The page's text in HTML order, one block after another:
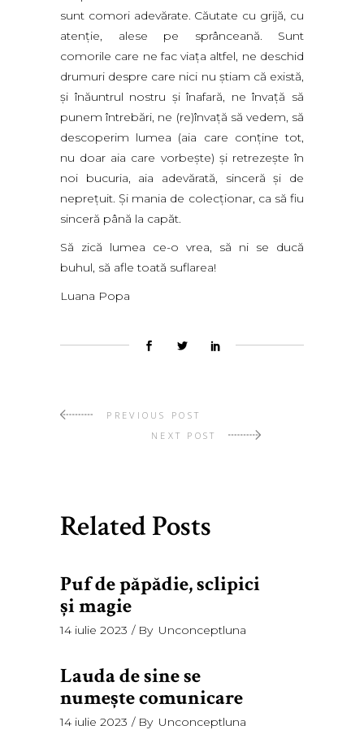
sunt comori adevărate. Căutate cu grijă, cu
atenţie, alese pe sprânceană. Sunt
comorile care ne fac viaţa altfel, ne deschid
drumuri despre care nici nu ştiam că există,
şi înăuntrul nostru şi înafară, ne învaţă să
punem întrebări, ne (re)învaţă să vedem, să
descoperim lumea (aia care conţine tot,
nu doar aia care vorbeşte) şi retrezeşte în
noi bucuria, aia adevărată, sinceră şi de
nepreţuit. Şi mania de colecţionar, ca să fiu
sinceră până la capăt.
Să zică lumea ce-o vrea, să ni se ducă
buhul, să afle toată suflarea!
Luana Popa
PREVIOUS POST
NEXT POST
Related Posts
Puf de păpădie, sclipici
şi magie
14 iulie 2023 By Unconceptluna
Lauda de sine se
numeşte comunicare
14 iulie 2023 By Unconceptluna